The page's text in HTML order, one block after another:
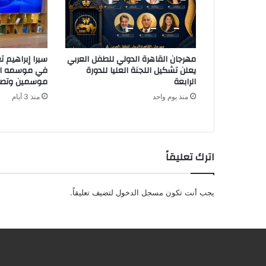
ت
ر
و
ن
ي
مهرجان القاهرة الدولي للطفل العربي
يعلن تشكيل اللجنة العليا للدورة
الرابعة
منذ يوم واحد
سيرا
في موسمه
موسمين
منذ 3 أيام
اترك تعليقاً
يجب أنت تكون مسجل الدخول لتضيف تعليقاً.